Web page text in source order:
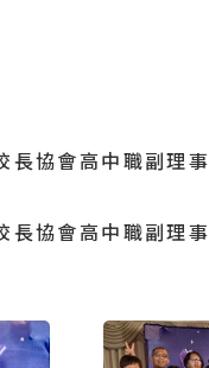
協會高中職副理
協會高中職副理